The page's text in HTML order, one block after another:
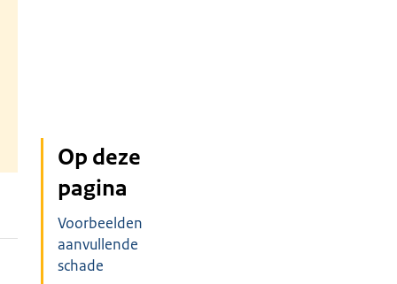
Op deze
pagina
Voorbeelden
aanvullende
schade